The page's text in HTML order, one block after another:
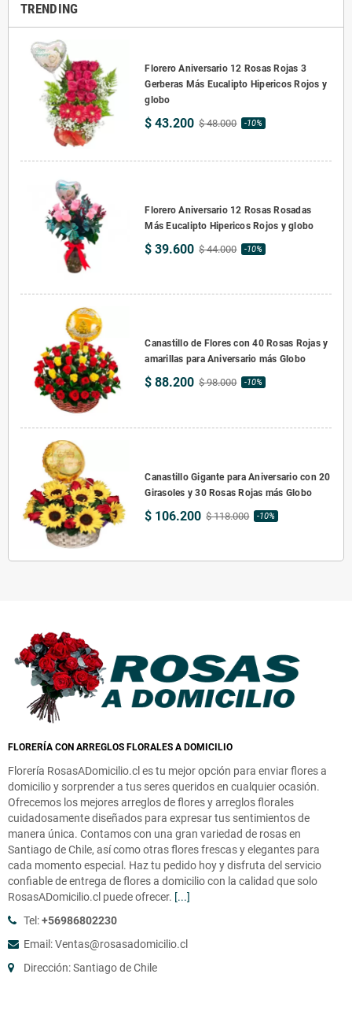
TRENDING
Florero Aniversario 12 Rosas Rojas 3
Gerberas Más Eucalipto Hipericos Rojos y
globo
$ 43.200 $ 48.000 -10%
Florero Aniversario 12 Rosas Rosadas
Más Eucalipto Hipericos Rojos y globo
$ 39.600 $ 44.000 -10%
Canastillo de Flores con 40 Rosas Rojas y
amarillas para Aniversario más Globo
$ 88.200 $ 98.000 -10%
Canastillo Gigante para Aniversario con 20
Girasoles y 30 Rosas Rojas más Globo
$ 106.200 $ 118.000 -10%
FLORERÍA CON ARREGLOS FLORALES A DOMICILIO
Florería RosasADomicilio.cl es tu mejor opción para enviar flores a
domicilio y sorprender a tus seres queridos en cualquier ocasión.
Ofrecemos los mejores arreglos de flores y arreglos florales
cuidadosamente diseñados para expresar tus sentimientos de
manera única. Contamos con una gran variedad de rosas en
Santiago de Chile, así como otras flores frescas y elegantes para
cada momento especial. Haz tu pedido hoy y disfruta del servicio
confiable de entrega de flores a domicilio con la calidad que solo
RosasADomicilio.cl puede ofrecer. [...]
Tel:+56986802230
Email: Ventas@rosasadomicilio.cl
Dirección: Santiago de Chile